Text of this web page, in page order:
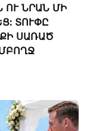
ՈՒ ՆՐԱՆ ՄԻ
ՏՈՒՓԸ
ՍԱՌԱԾ